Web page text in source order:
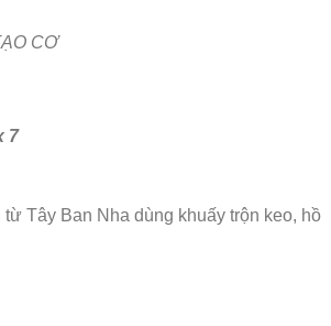
7
Tây Ban Nha dùng khuấy trộn keo, hồ